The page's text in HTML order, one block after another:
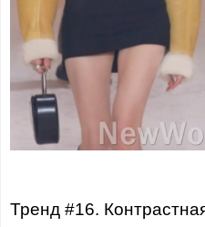
Тренд #16.